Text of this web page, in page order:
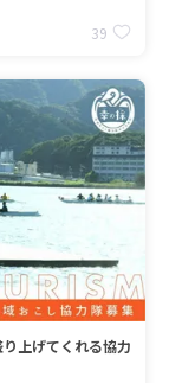
39
上げてくれる協力